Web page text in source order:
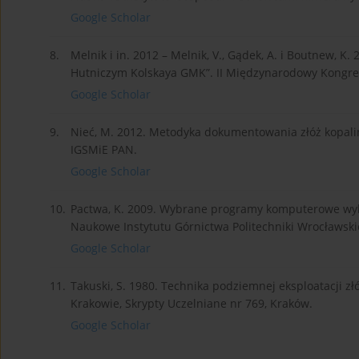
Google Scholar
8.
Melnik i in. 2012 – Melnik, V., Gądek, A. i Boutnew,
Hutniczym Kolskaya GMK”. II Międzynarodowy
Google Scholar
9.
Nieć, M. 2012. Metodyka dokumentowania złóż
IGSMiE PAN.
Google Scholar
10. Pactwa, K. 2009. Wybrane programy komputerowe
Naukowe Instytutu Górnictwa Politechniki
Google Scholar
11. Takuski, S. 1980. Technika podziemnej eksploatacji
Krakowie, Skrypty Uczelniane nr 769, Kraków.
Google Scholar